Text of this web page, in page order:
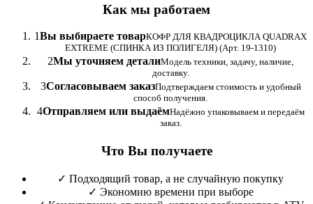
Как мы работаем
1Вы выбираете товарКОФР ДЛЯ КВАДРОЦИКЛА QUADRAX
EXTREME (СПИНКА ИЗ ПОЛИГЕЛЯ) (Арт. 19-1310)
2Мы уточняем деталиМодель техники, задачу, наличие,
доставку.
3Согласовываем заказПодтверждаем стоимость и удобный
способ получения.
4Отправляем или выдаёмНадёжно упаковываем и передаём
заказ.
Что Вы получаете
✓ Подходящий товар, а не случайную покупку
✓ Экономию времени при выборе